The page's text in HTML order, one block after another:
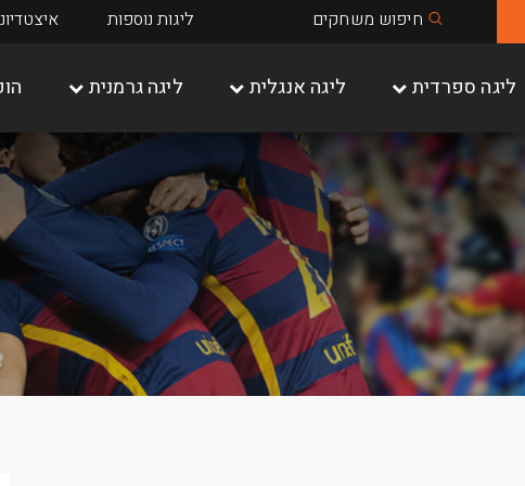
חיפוש משחקים ליגות נוספות
ליגה ספרדית ליגה אנגלית ליגה גרמנית